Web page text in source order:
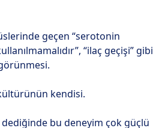
geçen “serotonin
“ilaç geçişi” gibi
kendisi.
dediğinde bu deneyim çok güçlü